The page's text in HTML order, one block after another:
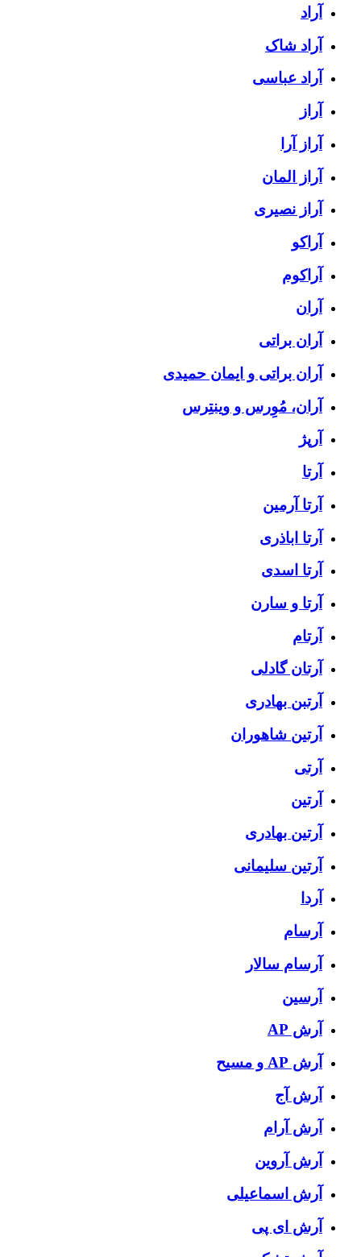
آراد
آراد شاک
آراد عباسی
آراز
آراز آرا
آراز المان
آراز نصیری
آراکو
آراکوم
آران
آران براتی
آران براتی و ایمان حمیدی
آران، مُوِرس و وینتِرس
آرپژ
آرتا
آرتا آرمین
آرتا اباذری
آرتا اسدی
آرتا و سارن
آرتام
آرتان گادلی
آرتبن بهادری
آرتين شاهوران
آرتی
آرتین
آرتین بهادری
آرتین سلیمانی
آردا
آرسام
آرسام سالار
آرسین
آرش AP
آرش AP و مسیح
آرش آج
آرش آرام
آرش آروین
آرش اسماعیلی
آرش ای پی